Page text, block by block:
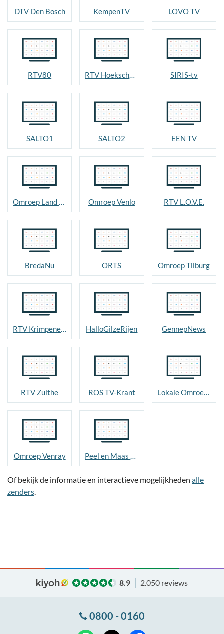
DTV Den Bosch KempenTV LOVO TV
RTV80 RTV Hoeksche Waard SIRIS-tv
SALTO1 SALTO2 EEN TV
Omroep Land van Cuijk Omroep Venlo RTV L.O.V.E.
BredaNu ORTS Omroep Tilburg
RTV Krimpenerwaard HalloGilzeRijen GennepNews
RTV Zulthe ROS TV-Krant Lokale Omroep Goirle
Omroep Venray Peel en Maas TV
Of bekijk de informatie en interactieve mogelijkheden alle
zenders.
8.9 2.050 reviews
0800 - 0160